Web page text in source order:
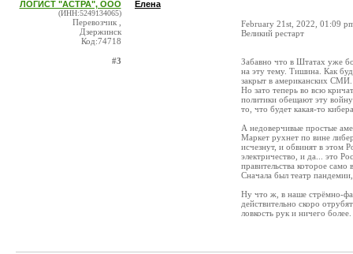
ЛОГИСТ "АСТРА", ООО
(ИНН:5249134065)
Перевозчик ,
Дзержинск
Код:74718
#3
Елена
February 21st, 2022, 01:09
Великий рестарт
Забавно что в Штатах уже
на эту тему. Тишина. Как
закрыт в американских СМИ.
Но зато теперь во всю
политики обещают эту
то, что будет какая-то
А недоверчивые простые
Маркет рухнет по вине
исчезнут, и обвинят в этом
электричество, и да... это
правительства которое само
Сначала был театр
Ну что ж, в наше стрёмно-
действительно скоро
ловкость рук и ничего